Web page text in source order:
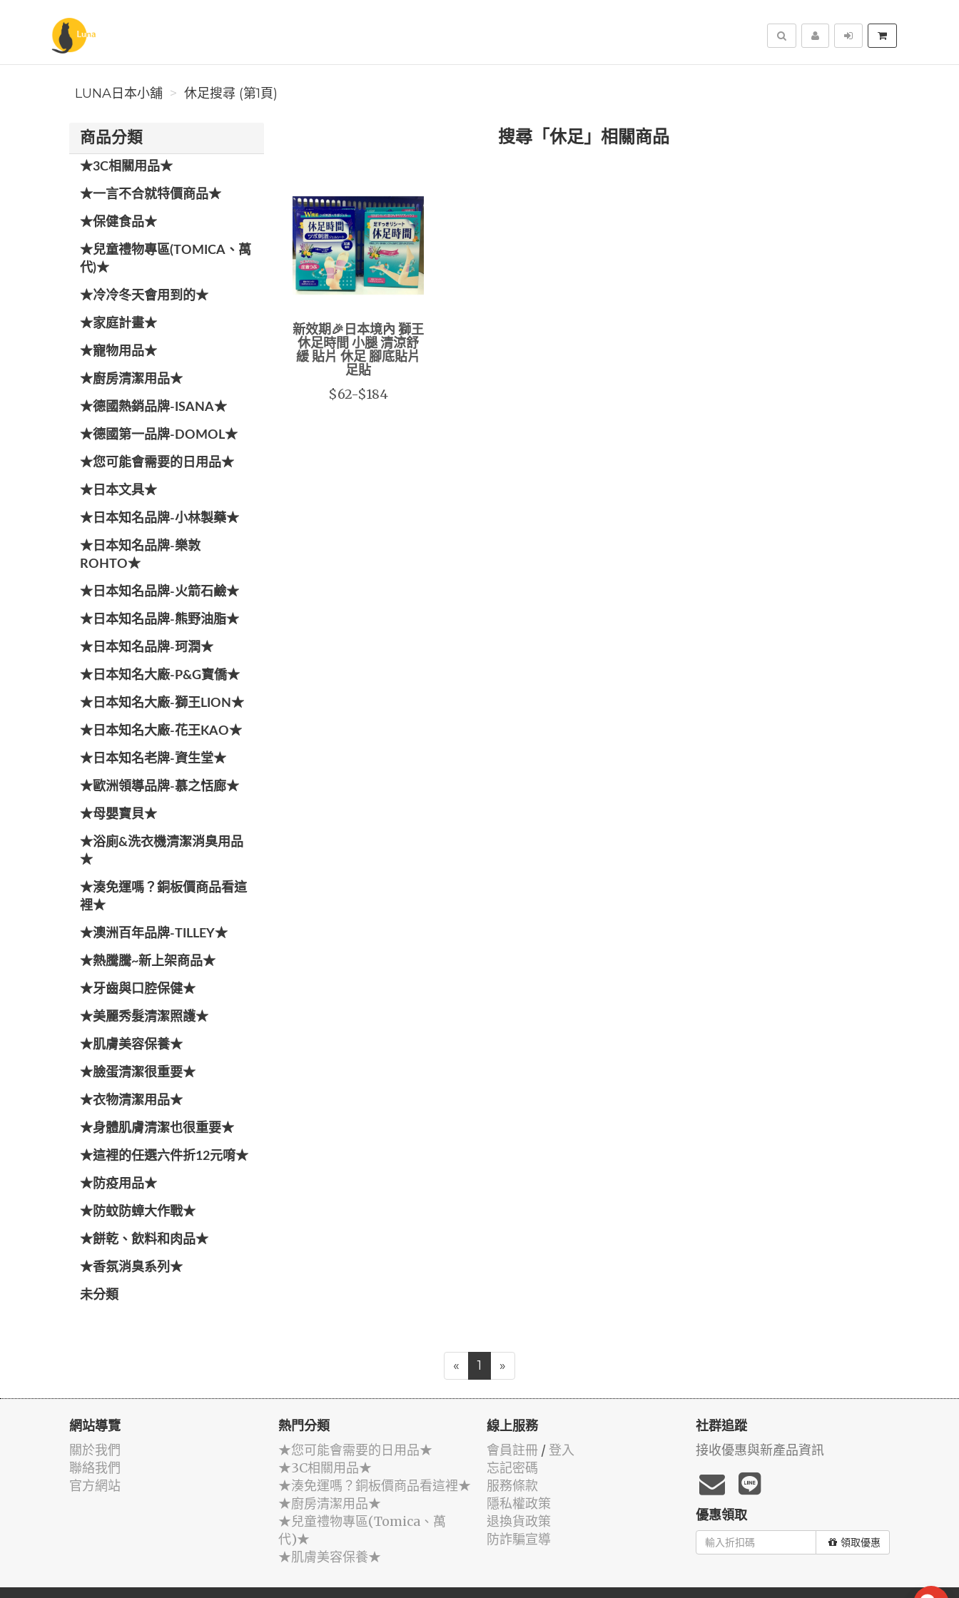
Luna日本小舖
搜尋
LUNA日本小舖 休足搜尋 (第1頁)
商品分類
★3C相關用品★
★一言不合就特價商品★
★保健食品★
★兒童禮物專區(TOMICA、萬
代)★
★冷冷冬天會用到的★
★家庭計畫★
★寵物用品★
★廚房清潔用品★
★德國熱銷品牌-ISANA★
★德國第一品牌-DOMOL★
★您可能會需要的日用品★
★日本文具★
★日本知名品牌-小林製藥★
★日本知名品牌-樂敦
ROHTO★
★日本知名品牌-火箭石鹼★
★日本知名品牌-熊野油脂★
★日本知名品牌-珂潤★
★日本知名大廠-P&G寶僑★
★日本知名大廠-獅王LION★
★日本知名大廠-花王KAO★
★日本知名老牌-資生堂★
★歐洲領導品牌-慕之恬廊★
★母嬰寶貝★
★浴廁&洗衣機清潔消臭用品
★
★湊免運嗎？銅板價商品看這
裡★
★澳洲百年品牌-TILLEY★
★熱騰騰~新上架商品★
★牙齒與口腔保健★
★美麗秀髮清潔照護★
★肌膚美容保養★
★臉蛋清潔很重要★
★衣物清潔用品★
★身體肌膚清潔也很重要★
★這裡的任選六件折12元唷★
★防疫用品★
★防蚊防蟑大作戰★
★餅乾、飲料和肉品★
★香氛消臭系列★
未分類
搜尋「休足」相關商品
新效期🎉日本境內 獅王
休足時間 小腿 清涼舒
緩 貼片 休足 腳底貼片
足貼
$62-$184
« 1 »
網站導覽
關於我們
聯絡我們
官方網站
熱門分類
★您可能會需要的日用品★
★3C相關用品★
★湊免運嗎？銅板價商品看這裡★
★廚房清潔用品★
★兒童禮物專區(Tomica、萬
代)★
★肌膚美容保養★
線上服務
會員註冊 / 登入
忘記密碼
服務條款
隱私權政策
退換貨政策
防詐騙宣導
社群追蹤
接收優惠與新產品資訊
優惠領取
領取優惠